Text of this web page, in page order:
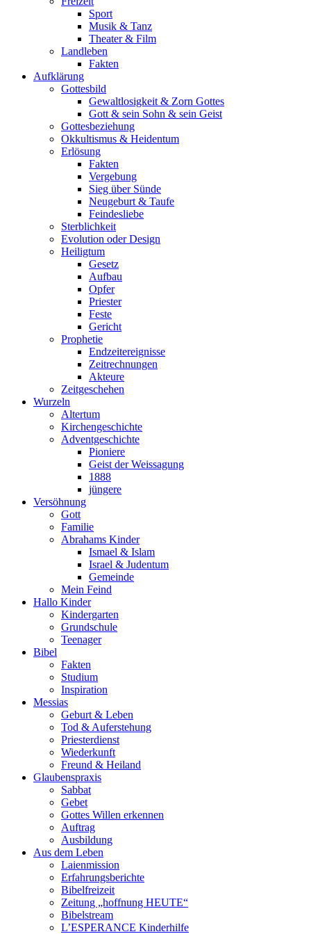
Sport
Musik & Tanz
Theater & Film
Landleben
Fakten
Aufklärung
Gottesbild
Gewaltlosigkeit & Zorn Gottes
Gott & sein Sohn & sein Geist
Gottesbeziehung
Okkultismus & Heidentum
Erlösung
Fakten
Vergebung
Sieg über Sünde
Neugeburt & Taufe
Feindesliebe
Sterblichkeit
Evolution oder Design
Heiligtum
Gesetz
Aufbau
Opfer
Priester
Feste
Gericht
Prophetie
Endzeitereignisse
Zeitrechnungen
Akteure
Zeitgeschehen
Wurzeln
Altertum
Kirchengeschichte
Adventgeschichte
Pioniere
Geist der Weissagung
1888
jüngere
Versöhnung
Gott
Familie
Abrahams Kinder
Ismael & Islam
Israel & Judentum
Gemeinde
Mein Feind
Hallo Kinder
Kindergarten
Grundschule
Teenager
Bibel
Fakten
Studium
Inspiration
Messias
Geburt & Leben
Tod & Auferstehung
Priesterdienst
Wiederkunft
Freund & Heiland
Glaubenspraxis
Sabbat
Gebet
Gottes Willen erkennen
Auftrag
Ausbildung
Aus dem Leben
Laienmission
Erfahrungsberichte
Bibelfreizeit
Zeitung „hoffnung HEUTE“
Bibelstream
L’ESPERANCE Kinderhilfe